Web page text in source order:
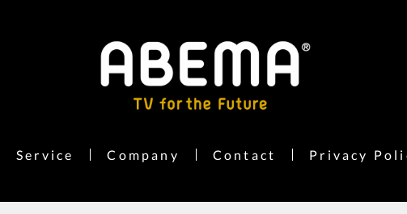
Service Company Contact Privacy